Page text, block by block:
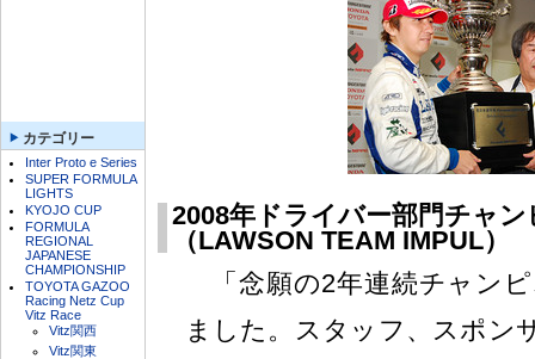
カテゴリー
Inter Proto e Series
SUPER FORMULA
LIGHTS
KYOJO CUP
FORMULA
REGIONAL
JAPANESE
CHAMPIONSHIP
TOYOTA GAZOO
Racing Netz Cup
Vitz Race
Vitz関西
Vitz関東
2008年ドライバー部門チャ
（LAWSON TEAM IMPUL）
「念願の2年連続チャン
ました。スタッフ、スポン